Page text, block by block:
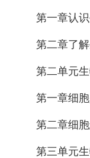
第一章认
第二章了
第二单元
第一章细
第二章细
第三单元